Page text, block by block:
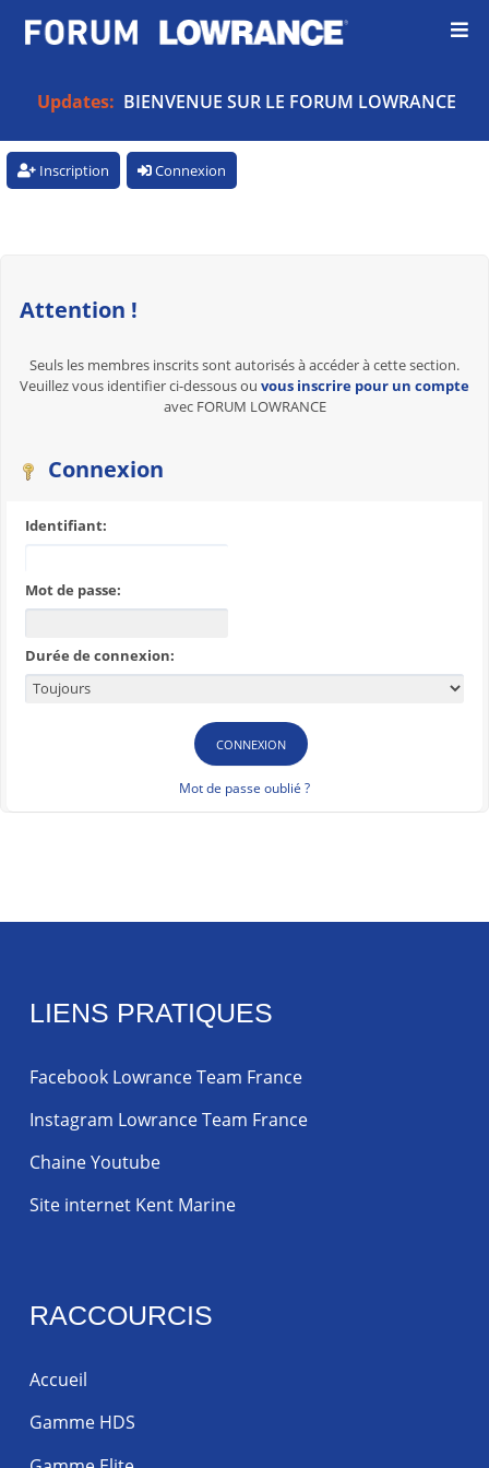
Updates: BIENVENUE SUR LE FORUM LOWRANCE
Inscription Connexion
Attention !
Seuls les membres inscrits sont autorisés à accéder à cette section.
Veuillez vous identifier ci-dessous ou vous inscrire pour un compte
avec FORUM LOWRANCE
Connexion
Identifiant:
Mot de passe:
Durée de connexion:
Mot de passe oublié ?
LIENS PRATIQUES
Facebook Lowrance Team France
Instagram Lowrance Team France
Chaine Youtube
Site internet Kent Marine
RACCOURCIS
Accueil
Gamme HDS